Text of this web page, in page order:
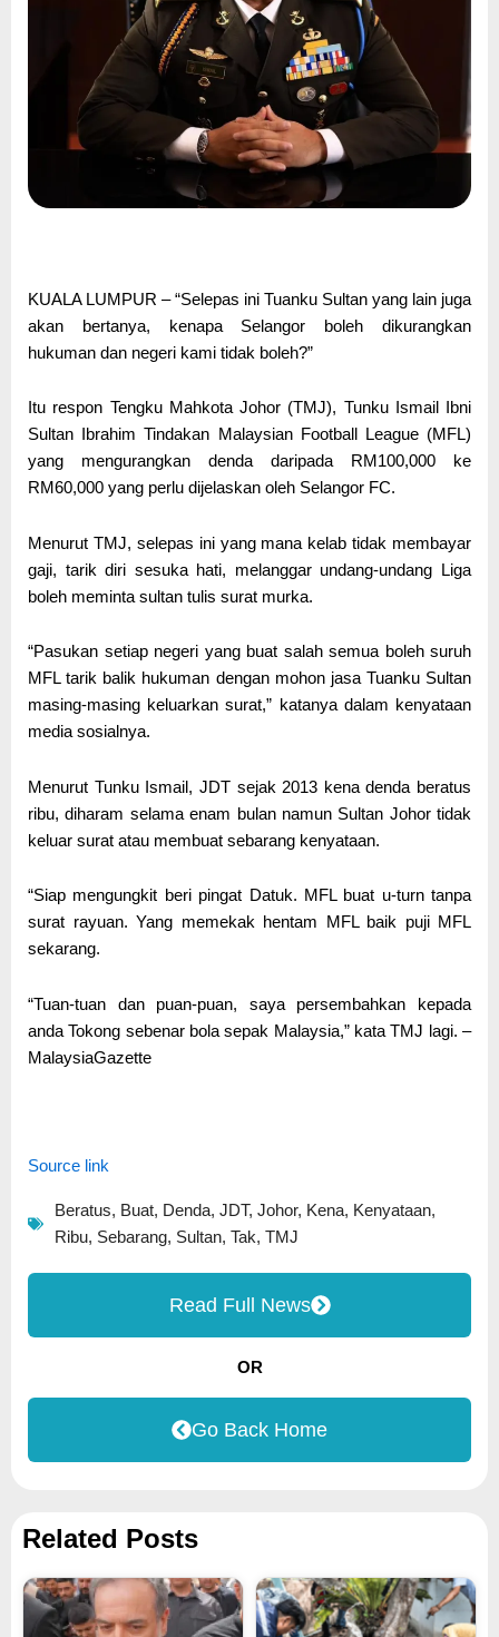
KUALA LUMPUR – “Selepas ini Tuanku Sultan yang lain juga
akan bertanya, kenapa Selangor boleh dikurangkan
hukuman dan negeri kami tidak boleh?”
Itu respon Tengku Mahkota Johor (TMJ), Tunku Ismail Ibni
Sultan Ibrahim Tindakan Malaysian Football League (MFL)
yang mengurangkan denda daripada RM100,000 ke
RM60,000 yang perlu dijelaskan oleh Selangor FC.
Menurut TMJ, selepas ini yang mana kelab tidak membayar
gaji, tarik diri sesuka hati, melanggar undang-undang Liga
boleh meminta sultan tulis surat murka.
“Pasukan setiap negeri yang buat salah semua boleh suruh
MFL tarik balik hukuman dengan mohon jasa Tuanku Sultan
masing-masing keluarkan surat,” katanya dalam kenyataan
media sosialnya.
Menurut Tunku Ismail, JDT sejak 2013 kena denda beratus
ribu, diharam selama enam bulan namun Sultan Johor tidak
keluar surat atau membuat sebarang kenyataan.
“Siap mengungkit beri pingat Datuk. MFL buat u-turn tanpa
surat rayuan. Yang memekak hentam MFL baik puji MFL
sekarang.
“Tuan-tuan dan puan-puan, saya persembahkan kepada
anda Tokong sebenar bola sepak Malaysia,” kata TMJ lagi. –
MalaysiaGazette
Source link
Beratus, Buat, Denda, JDT, Johor, Kena, Kenyataan,
Ribu, Sebarang, Sultan, Tak, TMJ
Read Full News
OR
Go Back Home
Related Posts